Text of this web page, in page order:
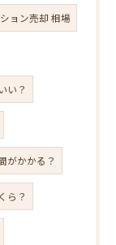
ョン売却 相場
い？
がかかる？
ら？